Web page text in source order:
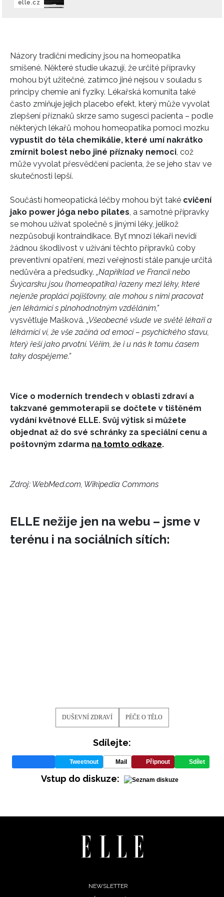
INFORMACE
REDAKCE
elle.cz
Názory tradiční medicíny jsou na homeopatika
smíšené. Některé studie ukazují, že určité přípravky
mohou být užitečné, zatímco jiné nejsou v souladu s
principy chemie ani fyziky. Lékařská komunita také
často zmiňuje jejich placebo efekt, který může vyvolat
zlepšení příznaků skrze samo sugesci pacienta – podle
některých lékařů mohou homeopatika pomoci mozku
vypustit do těla chemikálie, které umí nakrátko
zmírnit bolest nebo jiné příznaky nemoci , což
může vyvolat přesvědčení pacienta, že se jeho stav ve
skutečnosti lepší.
Součástí homeopatická léčby mohou být také cvičení
jako power jóga nebo pilates , a samotné přípravky
se mohou užívat společně s jinými léky, jelikož
nezpůsobují kontraindikace. Byť mnozí lékaři nevidí
žádnou škodlivost v užívání těchto přípravků coby
preventivní opatření, mezi veřejností stále panuje určitá
nedůvěra a předsudky. „Například ve Francii nebo
Švýcarsku jsou (homeopatika) řazeny mezi léky, které
nejenže proplácí pojišťovny, ale mohou s nimi pracovat
jen lékárníci s plnohodnotným vzděláním,”
vysvětluje Mašková. „Všeobecně všude ve světě lékaři a
lékárníci ví, že vše začíná od emocí – psychického stavu,
který řeší jako prvotní. Věřím, že i u nás k tomu časem
taky dospějeme.”
Více o moderních trendech v oblasti zdraví a
takzvané gemmoterapii se dočtete v tištěném
vydání květnové ELLE. Svůj výtisk si můžete
objednat až do své schránky za speciální cenu a
poštovným zdarma na tomto odkaze.
Zdroj: WebMed.com, Wikipedia Commons
ELLE nežije jen na webu – jsme v
terénu i na sociálních sítích:
DUŠEVNÍ ZDRAVÍ PÉČE O TĚLO
Sdílejte:
Tweetnout Mail Připnout Sdílet
Vstup do diskuze:
NEWSLETTER